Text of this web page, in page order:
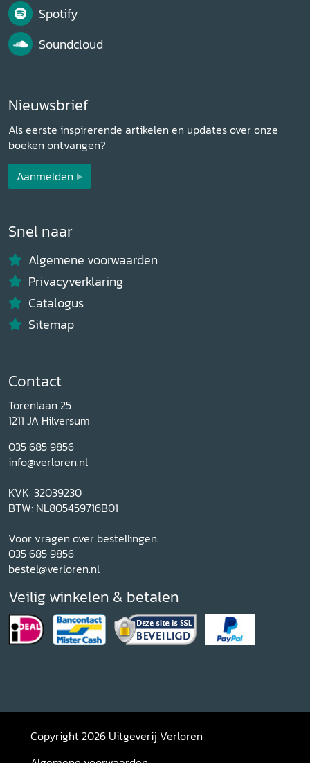
Spotify
Soundcloud
Nieuwsbrief
Als eerste inspirerende artikelen en updates over onze
boeken ontvangen?
Aanmelden
Snel naar
Algemene voorwaarden
Privacyverklaring
Catalogus
Sitemap
Contact
Torenlaan 25
1211 JA Hilversum
035 685 9856
info@verloren.nl
KVK: 32039230
BTW: NL805459716B01
Voor vragen over bestellingen:
035 685 9856
bestel@verloren.nl
Veilig winkelen & betalen
Copyright 2026 Uitgeverij Verloren